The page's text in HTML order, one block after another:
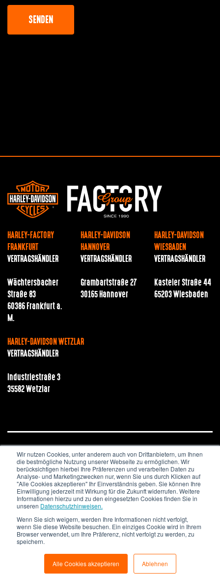
Wir nutzen Cookies, unter anderem auch von Drittanbietern, um Ihnen
die bestmögliche Nutzung unserer Webseite zu ermöglichen. Wir
berücksichtigen hierbei Ihre Präferenzen und verarbeiten Daten zu
Analyse- und Marketingzwecken nur, wenn Sie uns durch Klicken auf
"Alle Cookies akzeptieren" Ihr Einverständnis geben. Sie können Ihre
Einwilligung jederzeit mit Wirkung für die Zukunft widerrufen. Weitere
Informationen hierzu und zu den eingesetzten Cookies finden Sie in
unseren Datenschutzhinweisen.
Wenn Sie sich weigern, werden Ihre Informationen nicht verfolgt,
wenn Sie diese Website besuchen. Ein einziges Cookie wird in Ihrem
Browser verwendet, um Ihre Präferenz, nicht verfolgt zu werden, zu
speichern.
Alle Cookies akzeptieren Ablehnen
HARLEY-FACTORY
FRANKFURT
VERTRAGSHÄNDLER
Wächtersbacher
Straße 83
60386 Frankfurt a.
M.
HARLEY-DAVIDSON
HANNOVER
VERTRAGSHÄNDLER
Grambartstraße 27
30165 Hannover
HARLEY-DAVIDSON
WIESBADEN
VERTRAGSHÄNDLER
Kasteler Straße 44
65203 Wiesbaden
HARLEY-DAVIDSON WETZLAR
VERTRAGSHÄNDLER
Industriestraße 3
35582 Wetzlar
JOBS & KARRIERE NEWSLETTER
IMPRESSUM
DATENSCHUTZ
Copyright © 2020. All Rights Reserved.